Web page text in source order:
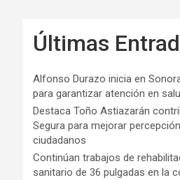
Últimas
Alfonso Durazo inicia en
para garantizar atención en
Destaca Toño Astiazarán
Segura para mejorar
ciudadanos
Continúan trabajos de
sanitario de 36 pulgadas en la